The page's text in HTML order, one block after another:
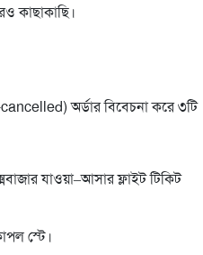
কাছাকাছি।
অর্ডার বিবেচনা করে ৩টি
যাওয়া–আসার ফ্লাইট টিকিট
স্টে।